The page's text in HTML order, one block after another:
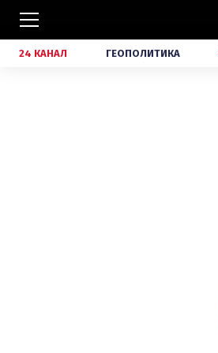
24 КАНАЛ ГЕОПОЛИТИКА